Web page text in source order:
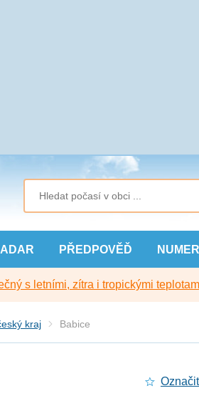
PŘEDPOVĚĎ
s letními, zítra i tropickými
kraj Babice